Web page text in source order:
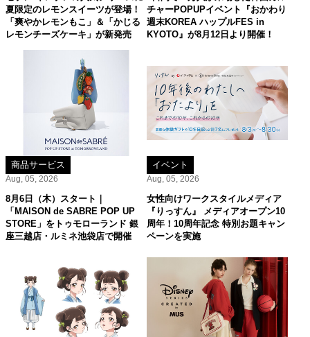
夏限定のレモンスイーツが登場！
「爽やかレモンもこ」＆「かじる
レモンチーズケーキ」が新発売
チャーPOPUPイベント『おかわり
週末KOREA ハップルFES in
KYOTO』が8月12日より開催！
商品サービス
Aug, 05, 2026
8月6日（木）スタート｜
「MAISON de SABRE POP UP
STORE」をトゥモローランド 銀
座三越店・ルミネ池袋店で開催
イベント
Aug, 05, 2026
女性向けワークスタイルメディア
『りっすん』 メディアオープン10
周年！10周年記念 特別お題キャン
ペーンを実施